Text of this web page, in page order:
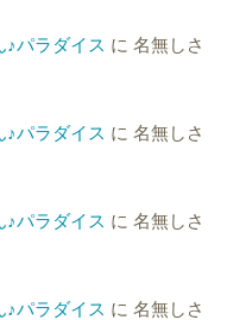
パラダイス に 名無しさ
パラダイス に 名無しさ
パラダイス に 名無しさ
パラダイス に 名無しさ